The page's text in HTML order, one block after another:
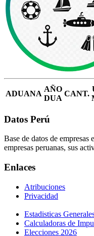
ADUANA
AÑO
DUA
CANT.
Datos Perú
Base de datos de
empresas peruanas, sus
Enlaces
Atribuciones
Privacidad
Estadisticas
Calculadoras de
Elecciones 2026